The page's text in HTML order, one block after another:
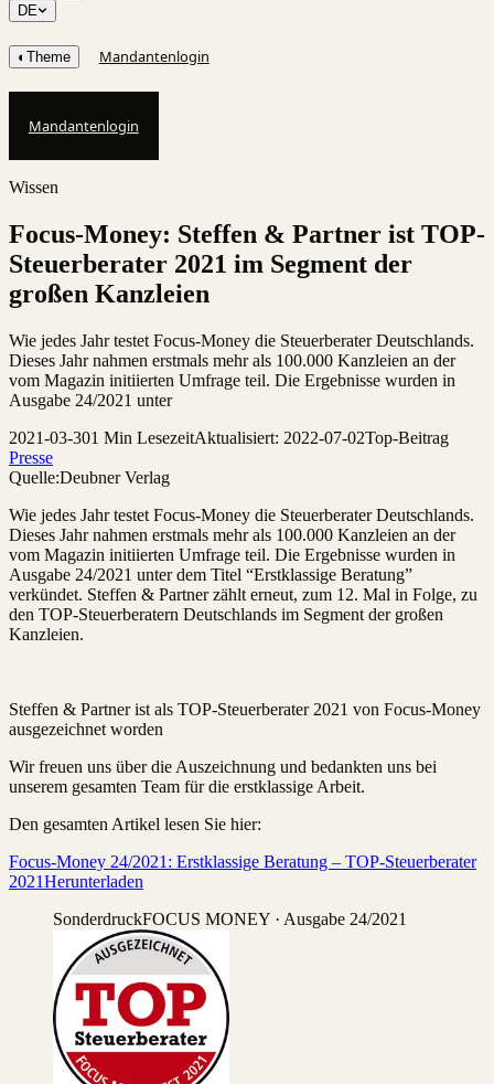
DE
◐ Theme Mandantenlogin
Mandantenlogin
Wissen
Focus-Money: Steffen & Partner ist TOP-
Steuerberater 2021 im Segment der
großen Kanzleien
Wie jedes Jahr testet Focus-Money die Steuerberater Deutschlands.
Dieses Jahr nahmen erstmals mehr als 100.000 Kanzleien an der
vom Magazin initiierten Umfrage teil. Die Ergebnisse wurden in
Ausgabe 24/2021 unter
2021-03-301 Min LesezeitAktualisiert: 2022-07-02Top-Beitrag
Presse
Quelle:Deubner Verlag
Wie jedes Jahr testet Focus-Money die Steuerberater Deutschlands.
Dieses Jahr nahmen erstmals mehr als 100.000 Kanzleien an der
vom Magazin initiierten Umfrage teil. Die Ergebnisse wurden in
Ausgabe 24/2021 unter dem Titel “Erstklassige Beratung”
verkündet. Steffen & Partner zählt erneut, zum 12. Mal in Folge, zu
den TOP-Steuerberatern Deutschlands im Segment der großen
Kanzleien.
Steffen & Partner ist als TOP-Steuerberater 2021 von Focus-Money
ausgezeichnet worden
Wir freuen uns über die Auszeichnung und bedankten uns bei
unserem gesamten Team für die erstklassige Arbeit.
Den gesamten Artikel lesen Sie hier:
Focus-Money 24/2021: Erstklassige Beratung – TOP-Steuerberater
2021Herunterladen
SonderdruckFOCUS MONEY · Ausgabe 24/2021